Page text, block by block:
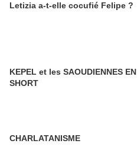
Letizia a-t-elle cocufié Felipe ?
KEPEL et les SAOUDIENNES EN
SHORT
CHARLATANISME